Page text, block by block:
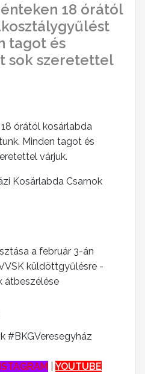
18 órától
tagot és
sok szeretettel
órától kosárlabda
Minden tagot és
várjuk.
Kosárlabda Csarnok
a február 3-án
küldöttgyűlésre -
átbeszélése
#BKGVeresegyház
YOUTUBE